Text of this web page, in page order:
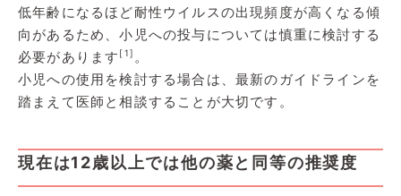
低年齢になるほど耐性ウイルスの出現頻度が高くなる傾
向があるため、小児への投与については慎重に検討する
必要があります [1] 。
小児への使用を検討する場合は、最新のガイドラインを
踏まえて医師と相談することが大切です。
現在は12歳以上では他の薬と同等の推奨度